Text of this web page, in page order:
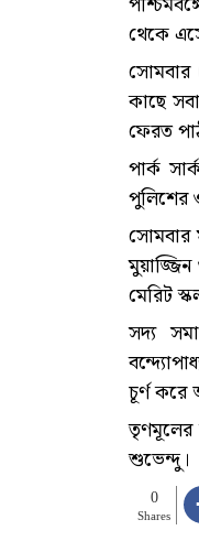
থেকে
সোমবার
কাছে
ফেরত
পার্ক
পুলিশের
সোমবার
মেরিট
সদ্য
চূর্ণ
তৃণমূলের
শুভেন্দু।
0
Shares